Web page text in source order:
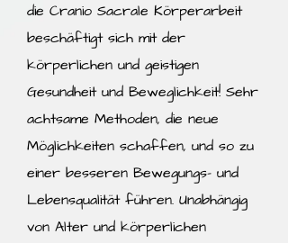
die Cranio Sacrale Körperarbeit
beschäftigt sich mit der
körperlichen und geistigen
Gesundheit und Beweglichkeit! Sehr
achtsame Methoden, die neue
Möglichkeiten schaffen, und so zu
einer besseren Bewegungs- und
Lebensqualität führen. Unabhängig
von Alter und körperlichen